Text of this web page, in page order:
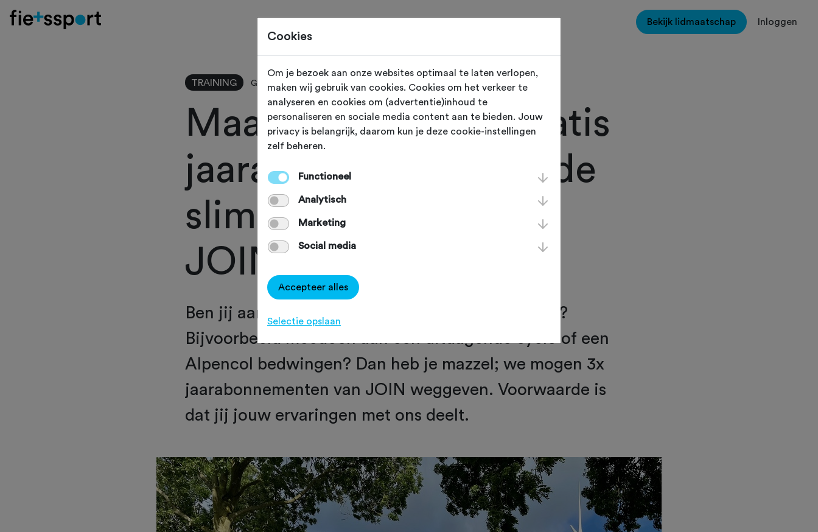
Bekijk lidmaatschap Inloggen
TRAINING Gewijzigd op 9 februari 2022
Maak kans op een gratis
jaarabonnement van de
slimme trainingsapp
JOIN
Ben jij aan het trainen voor een bepaald fietsdoel?
Bijvoorbeeld meedoen aan een uitdagende cyclo of een
Alpencol bedwingen? Dan heb je mazzel; we mogen 3x
jaarabonnementen van JOIN weggeven. Voorwaarde is
dat jij jouw ervaringen met ons deelt.
Cookies
Om je bezoek aan onze websites optimaal te laten verlopen,
maken wij gebruik van cookies. Cookies om het verkeer te
analyseren en cookies om (advertentie)inhoud te
personaliseren en sociale media content aan te bieden. Jouw
privacy is belangrijk, daarom kun je deze cookie-instellingen
zelf beheren.
Functioneel
Analytisch
Marketing
Social media
Accepteer alles
Selectie opslaan